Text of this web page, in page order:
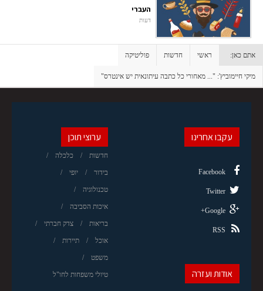
העברי
דעות
אתם כאן: ראשי חדשות פוליטיקה
מיקי חיימוביץ': "... מאחורי כל כתבה עיתונאית יש אינטרס"
ערוצי תוכן
חדשות כלכלה
בידור יופי
טכנולוגיה
איכות הסביבה
בריאות צדק חברתי
אוכל תיירות
משפט
טיולי משפחות לחו"ל
עקבו אחרינו
Facebook
Twitter
Google+
RSS
אודות ועזרה